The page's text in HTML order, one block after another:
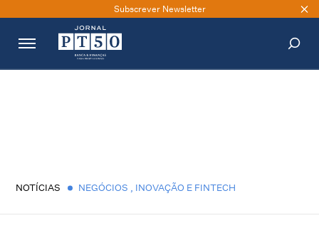
Subscrever Newsletter
NOTÍCIAS NEGÓCIOS INOVAÇÃO E FINTECH